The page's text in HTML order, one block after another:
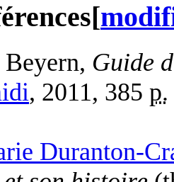
[
Guide
, 2011, 385 p.
Duranton-